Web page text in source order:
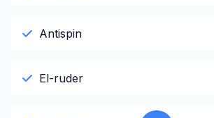
Antispin
El-ruder